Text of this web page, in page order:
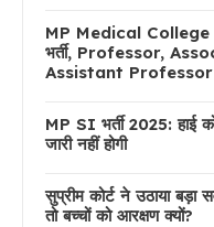
MP Medical College
भर्ती, Professor,
Assistant Professor
MP SI भर्ती 2025: हाई
जारी नहीं होगी
सुप्रीम कोर्ट ने उठाया बड़ा
तो बच्चों को आरक्षण क्यों?